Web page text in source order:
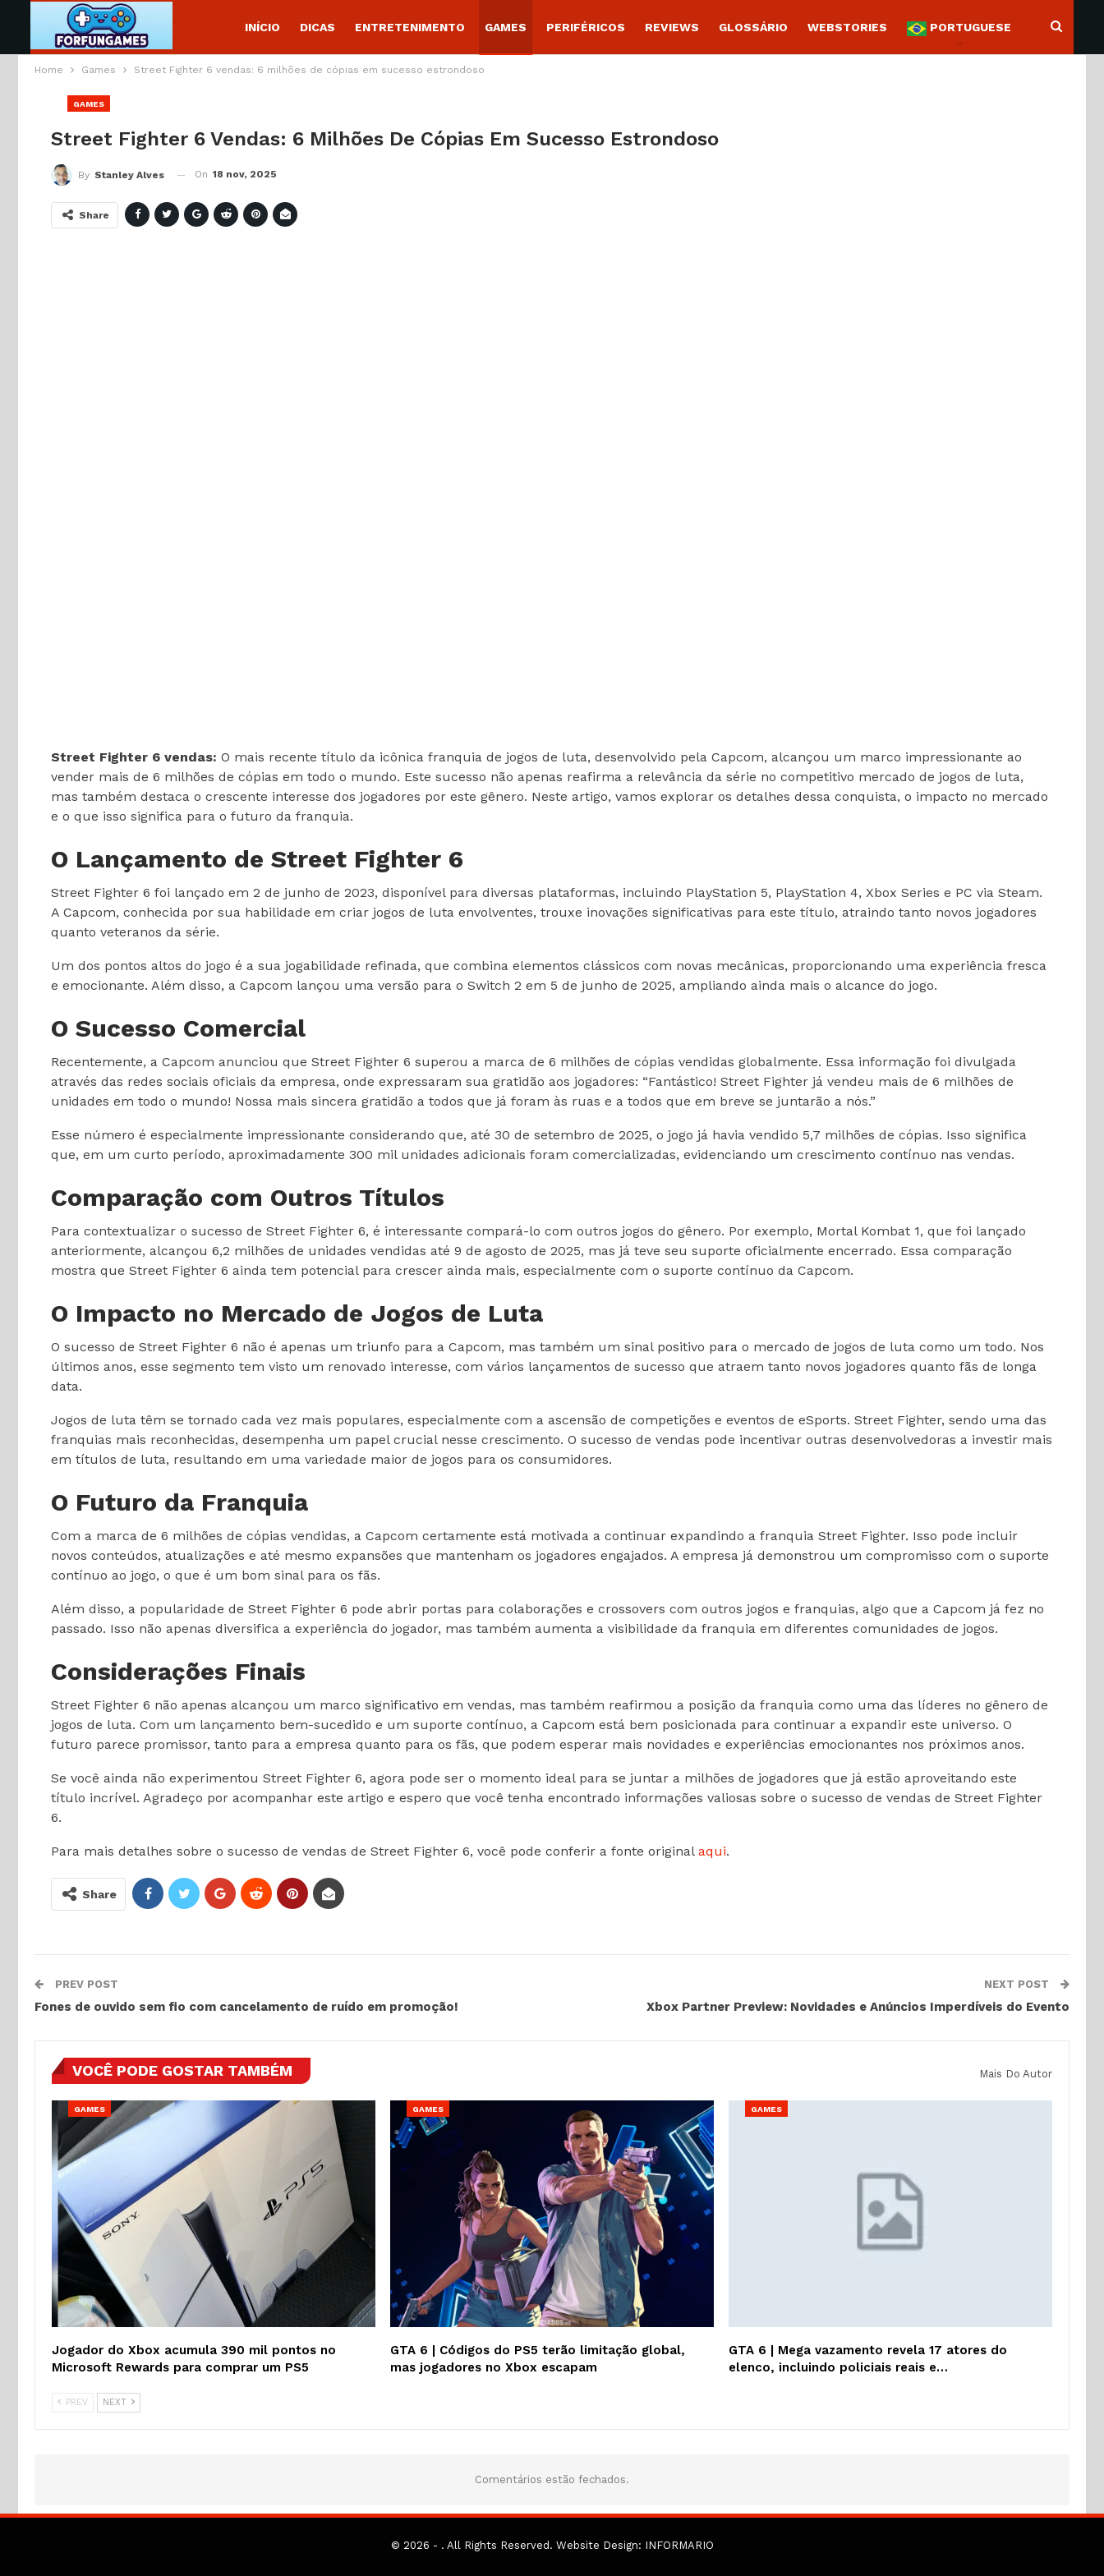
INÍCIO DICAS ENTRETENIMENTO GAMES PERIFÉRICOS REVIEWS GLOSSÁRIO WEBSTORIES PORTUGUESE
Home Games Street Fighter 6 vendas: 6 milhões de cópias em sucesso estrondoso
GAMES
Street Fighter 6 Vendas: 6 Milhões De Cópias Em Sucesso Estrondoso
By Stanley Alves On 18 nov, 2025
Share
Street Fighter 6 vendas: O mais recente título da icônica franquia de jogos de luta, desenvolvido pela Capcom, alcançou um marco impressionante ao
vender mais de 6 milhões de cópias em todo o mundo. Este sucesso não apenas reafirma a relevância da série no competitivo mercado de jogos de luta,
mas também destaca o crescente interesse dos jogadores por este gênero. Neste artigo, vamos explorar os detalhes dessa conquista, o impacto no mercado
e o que isso significa para o futuro da franquia.
O Lançamento de Street Fighter 6
Street Fighter 6 foi lançado em 2 de junho de 2023, disponível para diversas plataformas, incluindo PlayStation 5, PlayStation 4, Xbox Series e PC via Steam.
A Capcom, conhecida por sua habilidade em criar jogos de luta envolventes, trouxe inovações significativas para este título, atraindo tanto novos jogadores
quanto veteranos da série.
Um dos pontos altos do jogo é a sua jogabilidade refinada, que combina elementos clássicos com novas mecânicas, proporcionando uma experiência fresca
e emocionante. Além disso, a Capcom lançou uma versão para o Switch 2 em 5 de junho de 2025, ampliando ainda mais o alcance do jogo.
O Sucesso Comercial
Recentemente, a Capcom anunciou que Street Fighter 6 superou a marca de 6 milhões de cópias vendidas globalmente. Essa informação foi divulgada
através das redes sociais oficiais da empresa, onde expressaram sua gratidão aos jogadores: “Fantástico! Street Fighter já vendeu mais de 6 milhões de
unidades em todo o mundo! Nossa mais sincera gratidão a todos que já foram às ruas e a todos que em breve se juntarão a nós.”
Esse número é especialmente impressionante considerando que, até 30 de setembro de 2025, o jogo já havia vendido 5,7 milhões de cópias. Isso significa
que, em um curto período, aproximadamente 300 mil unidades adicionais foram comercializadas, evidenciando um crescimento contínuo nas vendas.
Comparação com Outros Títulos
Para contextualizar o sucesso de Street Fighter 6, é interessante compará-lo com outros jogos do gênero. Por exemplo, Mortal Kombat 1, que foi lançado
anteriormente, alcançou 6,2 milhões de unidades vendidas até 9 de agosto de 2025, mas já teve seu suporte oficialmente encerrado. Essa comparação
mostra que Street Fighter 6 ainda tem potencial para crescer ainda mais, especialmente com o suporte contínuo da Capcom.
O Impacto no Mercado de Jogos de Luta
O sucesso de Street Fighter 6 não é apenas um triunfo para a Capcom, mas também um sinal positivo para o mercado de jogos de luta como um todo. Nos
últimos anos, esse segmento tem visto um renovado interesse, com vários lançamentos de sucesso que atraem tanto novos jogadores quanto fãs de longa
data.
Jogos de luta têm se tornado cada vez mais populares, especialmente com a ascensão de competições e eventos de eSports. Street Fighter, sendo uma das
franquias mais reconhecidas, desempenha um papel crucial nesse crescimento. O sucesso de vendas pode incentivar outras desenvolvedoras a investir mais
em títulos de luta, resultando em uma variedade maior de jogos para os consumidores.
O Futuro da Franquia
Com a marca de 6 milhões de cópias vendidas, a Capcom certamente está motivada a continuar expandindo a franquia Street Fighter. Isso pode incluir
novos conteúdos, atualizações e até mesmo expansões que mantenham os jogadores engajados. A empresa já demonstrou um compromisso com o suporte
contínuo ao jogo, o que é um bom sinal para os fãs.
Além disso, a popularidade de Street Fighter 6 pode abrir portas para colaborações e crossovers com outros jogos e franquias, algo que a Capcom já fez no
passado. Isso não apenas diversifica a experiência do jogador, mas também aumenta a visibilidade da franquia em diferentes comunidades de jogos.
Considerações Finais
Street Fighter 6 não apenas alcançou um marco significativo em vendas, mas também reafirmou a posição da franquia como uma das líderes no gênero de
jogos de luta. Com um lançamento bem-sucedido e um suporte contínuo, a Capcom está bem posicionada para continuar a expandir este universo. O
futuro parece promissor, tanto para a empresa quanto para os fãs, que podem esperar mais novidades e experiências emocionantes nos próximos anos.
Se você ainda não experimentou Street Fighter 6, agora pode ser o momento ideal para se juntar a milhões de jogadores que já estão aproveitando este
título incrível. Agradeço por acompanhar este artigo e espero que você tenha encontrado informações valiosas sobre o sucesso de vendas de Street Fighter
6.
Para mais detalhes sobre o sucesso de vendas de Street Fighter 6, você pode conferir a fonte original aqui.
Share
PREV POST
Fones de ouvido sem fio com cancelamento de ruído em promoção!
NEXT POST
Xbox Partner Preview: Novidades e Anúncios Imperdíveis do Evento
VOCÊ PODE GOSTAR TAMBÉM Mais Do Autor
GAMES
Jogador do Xbox acumula 390 mil pontos no
Microsoft Rewards para comprar um PS5
GAMES
GTA 6 | Códigos do PS5 terão limitação global,
mas jogadores no Xbox escapam
GAMES
GTA 6 | Mega vazamento revela 17 atores do
elenco, incluindo policiais reais e…
PREV NEXT
Comentários estão fechados.
© 2026 - . All Rights Reserved. Website Design: INFORMARIO